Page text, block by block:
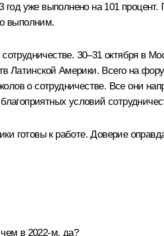
уже выполнено на 101
выполним.
30–31 октября в
Америки. Всего на
о сотрудничестве. Все они
условий
готовы к работе. Доверие
в 2022-м, да?